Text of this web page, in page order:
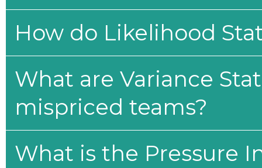
How do Likelihood
What are Variance
mispriced teams?
What is the Pressure